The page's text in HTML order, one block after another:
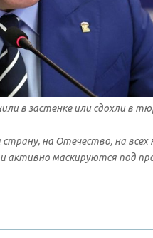
в застенке или сдохли в
на Отечество, на всех
активно маскируются под
15.Июн.2026